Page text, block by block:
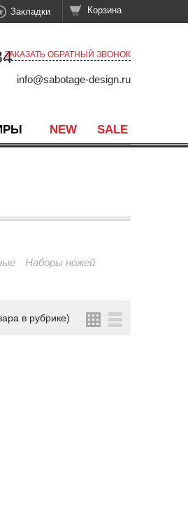
Закладки Корзина
NEW SALE
ЗАКАЗАТЬ ОБРАТНЫЙ ЗВОНОК
info@sabotage-design.ru
Наборы ножей
в рубрике)